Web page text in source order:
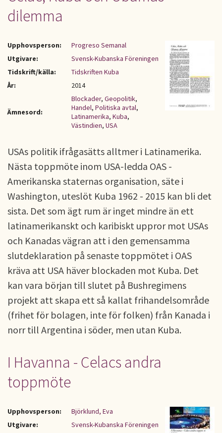
dilemma
Upphovsperson:
Progreso Semanal
Utgivare:
Svensk-Kubanska Föreningen
Tidskrift/källa:
Tidskriften Kuba
År:
2014
Ämnesord:
Blockader, Geopolitik,
Handel, Politiska avtal,
Latinamerika, Kuba,
Västindien, USA
USAs politik ifrågasätts alltmer i Latinamerika.
Nästa toppmöte inom USA-ledda OAS -
Amerikanska staternas organisation, säte i
Washington, uteslöt Kuba 1962 - 2015 kan bli det
sista. Det som ägt rum är inget mindre än ett
latinamerikanskt och karibiskt uppror mot USAs
och Kanadas vägran att i den gemensamma
slutdeklaration på senaste toppmötet i OAS
kräva att USA häver blockaden mot Kuba. Det
kan vara början till slutet på Bushregimens
projekt att skapa ett så kallat frihandelsområde
(frihet för bolagen, inte för folken) från Kanada i
norr till Argentina i söder, men utan Kuba.
I Havanna - Celacs andra
toppmöte
Upphovsperson:
Björklund, Eva
Utgivare:
Svensk-Kubanska Föreningen